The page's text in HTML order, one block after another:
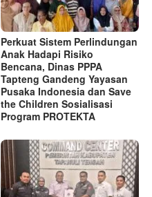
Perkuat Sistem Perlindungan
Anak Hadapi Risiko
Bencana, Dinas PPPA
Tapteng Gandeng Yayasan
Pusaka Indonesia dan Save
the Children Sosialisasi
Program PROTEKTA